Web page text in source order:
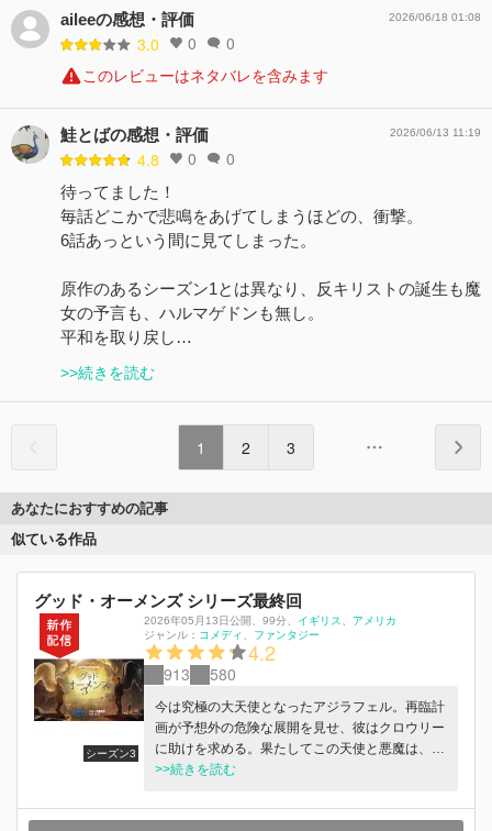
aileeの感想・評価
3.0 0 0
2026/06/18 01:08
このレビューはネタバレを含みます
鮭とばの感想・評価
4.8 0 0
2026/06/13 11:19
待ってました！
毎話どこかで悲鳴をあげてしまうほどの、衝撃。
6話あっという間に見てしまった。
原作のあるシーズン1とは異なり、反キリストの誕生も魔
女の予言も、ハルマゲドンも無し。
平和を取り戻し…
>>続きを読む
1 2 3
あなたにおすすめの記事
似ている作品
グッド・オーメンズ シリーズ最終回
シーズン3
2026年05月13日公開、 99分、 イギリス
アメリカ
ジャンル： コメディ ファンタジー
4.2
913 580
今は究極の大天使となったアジラフェル。再臨計
画が予想外の危険な展開を見せ、彼はクロウリー
に助けを求める。果たしてこの天使と悪魔は、手
遅れになる前に関係を修復できるのだろうか？
>>続きを読む